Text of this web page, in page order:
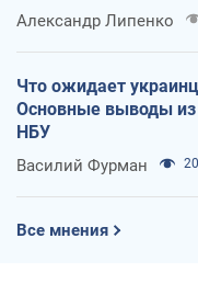
Александр Липенко
Что ожидает
Основные выводы из
НБУ
Василий Фурман
Все мнения